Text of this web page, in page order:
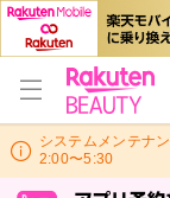
システムメンテナ
2:00〜5:30